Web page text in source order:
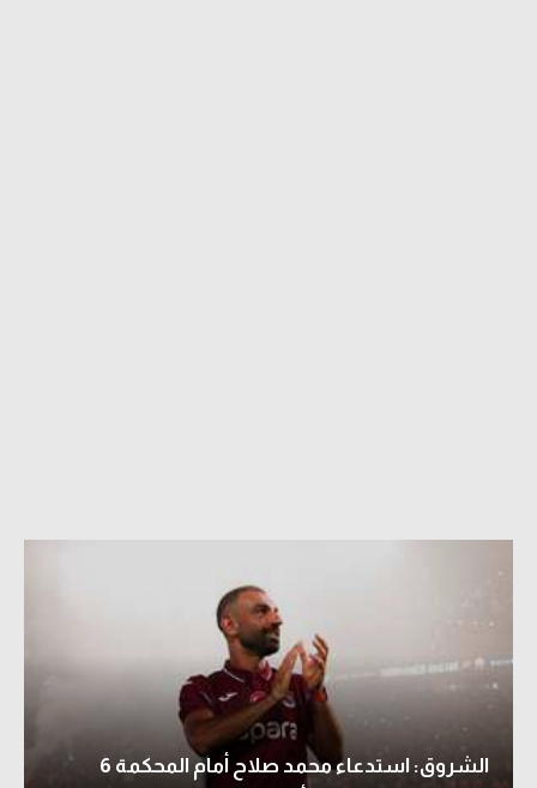
الشروق: استدعاء محمد صلاح أمام المحكمة 6